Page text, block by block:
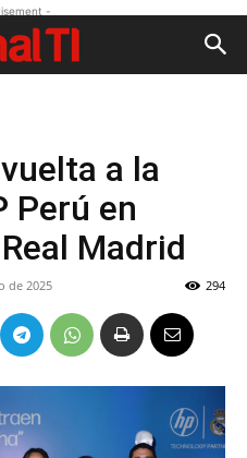
-
a la
Perú en
Madrid
de 2025 294